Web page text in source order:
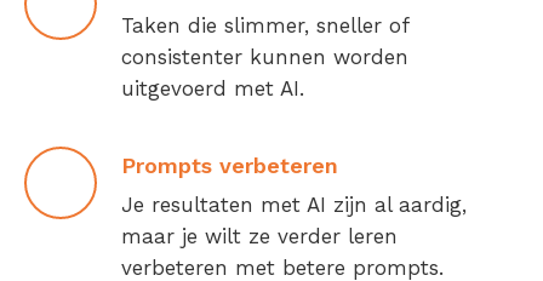
Taken die slimmer, sneller of
consistenter kunnen worden
uitgevoerd met AI.
Prompts verbeteren
Je resultaten met AI zijn al aardig,
maar je wilt ze verder leren
verbeteren met betere prompts.